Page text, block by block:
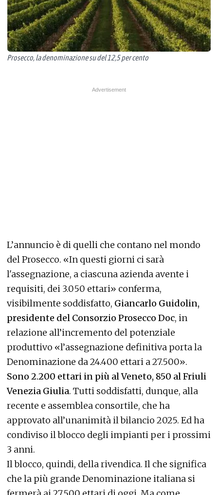
Prosecco, la denominazione su del 12,5 per cento
L’annuncio è di quelli che contano nel mondo
del Prosecco. «In questi giorni ci sarà
l'assegnazione, a ciascuna azienda avente i
requisiti, dei 3.050 ettari» conferma,
visibilmente soddisfatto, Giancarlo Guidolin,
presidente del Consorzio Prosecco Doc, in
relazione all’incremento del potenziale
produttivo «l’assegnazione definitiva porta la
Denominazione da 24.400 ettari a 27.500».
Sono 2.200 ettari in più al Veneto, 850 al Friuli
Venezia Giulia. Tutti soddisfatti, dunque, alla
recente e assemblea consortile, che ha
approvato all’unanimità il bilancio 2025. Ed ha
condiviso il blocco degli impianti per i prossimi
3 anni.
Il blocco, quindi, della rivendica. Il che significa
che la più grande Denominazione italiana si